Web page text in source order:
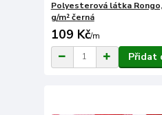
Polyesterová látka
g/m² černá
109 Kč/m
Přidat